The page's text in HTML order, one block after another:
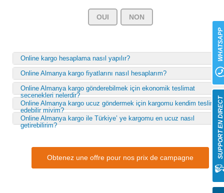
OUI NON
Online kargo hesaplama nasıl yapılır?
Online Almanya kargo fiyatlarını nasıl hesaplarım?
Online Almanya kargo gönderebilmek için ekonomik teslimat
seçenekleri nelerdir?
Online Almanya kargo ucuz göndermek için kargomu kendim teslim
edebilir miyim?
Online Almanya kargo ile Türkiye’ ye kargomu en ucuz nasıl
getirebilirim?
Obtenez une offre pour nos prix de campagne SUPPORT EN DIRECT
WHATSAPP